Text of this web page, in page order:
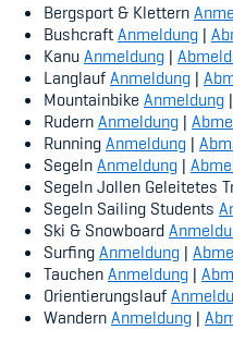
Spitzensport &
Organisation
Team
Offene Stellen
Mitgliedervereine
Bergsport & Klettern
BushcraftAnmeldung |
KanuAnmeldung |
LanglaufAnmeldung |
Mountainbike Anmeldung |
RudernAnmeldung |
RunningAnmeldung |
SegelnAnmeldung |
Segeln Jollen Geleitetes
Segeln Sailing Students
Ski & Snowboard
SurfingAnmeldung |
TauchenAnmeldung |
Orientierungslauf
WandernAnmeldung |